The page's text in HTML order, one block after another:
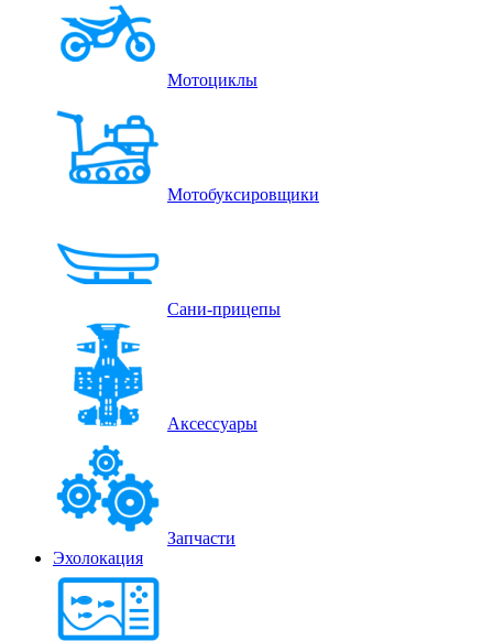
Мотоциклы
Мотобуксировщики
Сани-прицепы
Аксессуары
Запчасти
Эхолокация